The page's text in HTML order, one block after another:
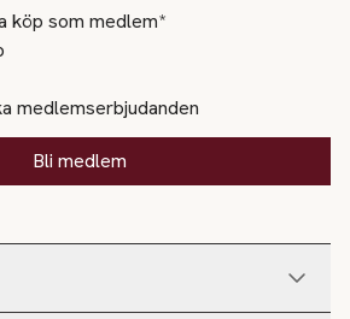
köp som medlem*
medlemserbjudanden
Bli medlem